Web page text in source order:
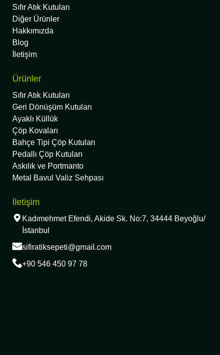
Sıfır Atık Kutuları
Diğer Ürünler
Hakkımızda
Blog
İletişim
Ürünler
Sıfır Atık Kutuları
Geri Dönüşüm Kutuları
Ayaklı Küllük
Çöp Kovaları
Bahçe Tipi Çöp Kutuları
Pedallı Çöp Kutuları
Askılık ve Portmanto
Metal Bavul Valiz Sehpası
İletişim
Kadımehmet Efendi, Akide Sk. No:7, 34444 Beyoğlu/
İstanbul
sifiratiksepeti@gmail.com
+90 546 450 97 78